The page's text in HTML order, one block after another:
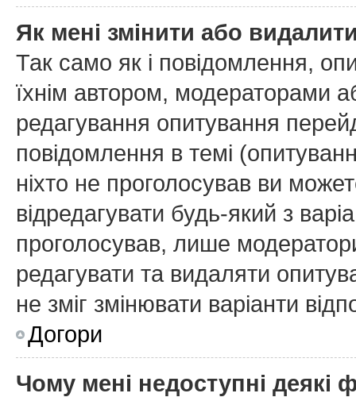
Як мені змінити або
Так само як і повідомлення,
їхнім автором, модераторами
редагування опитування
повідомлення в темі
ніхто не проголосував ви
відредагувати будь-який з
проголосував, лише
редагувати та видаляти
не зміг змінювати варіанти
Догори
Чому мені недоступні деякі